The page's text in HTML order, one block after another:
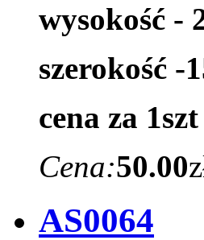
wysokość -
szerokość -
cena za 1szt
Cena:50.00
AS0064